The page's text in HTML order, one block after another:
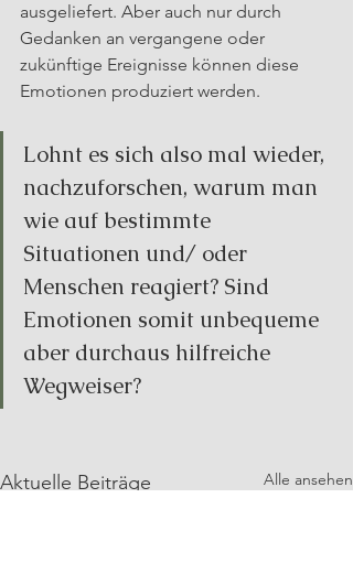
ausgeliefert. Aber auch nur durch
Gedanken an vergangene oder
zukünftige Ereignisse können diese
Emotionen produziert werden.
Lohnt es sich also mal wieder,
nachzuforschen, warum man
wie auf bestimmte
Situationen und/ oder
Menschen reagiert? Sind
Emotionen somit unbequeme
aber durchaus hilfreiche
Wegweiser?
Aktuelle Beiträge Alle ansehen